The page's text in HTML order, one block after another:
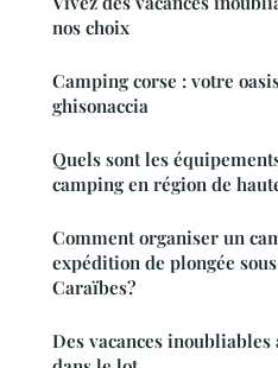
nos choix
Camping corse : votre
ghisonaccia
Quels sont les
camping en région de
Comment organiser un
expédition de plongée
Caraïbes?
Des vacances